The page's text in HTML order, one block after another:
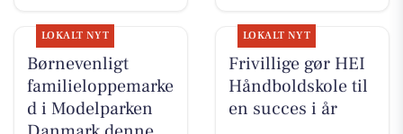
LOKALT NYT
Børnevenligt
familieloppemarke
d i Modelparken
LOKALT NYT
Frivillige gør HEI
Håndboldskole til
en succes i år